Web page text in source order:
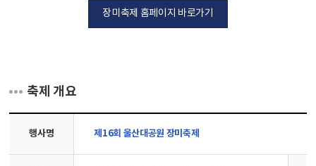
장미축제 홈페이지 바로가기
축제 개요
행사명 제16회 울산대공원 장미축제